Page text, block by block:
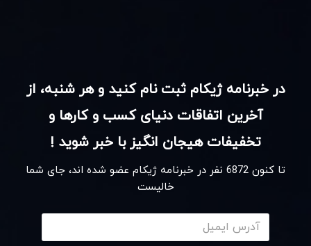
در خبرنامه ژیکام ثبت نام کنید و هر شنبه، از
آخرین اتفاقات دنیای کسب و کارها و
تخفیفات هیجان انگیز با خبر شوید !
تا کنون 6872 نفر در خبرنامه ژیکام عضو شده اند، جای شما
خالیست